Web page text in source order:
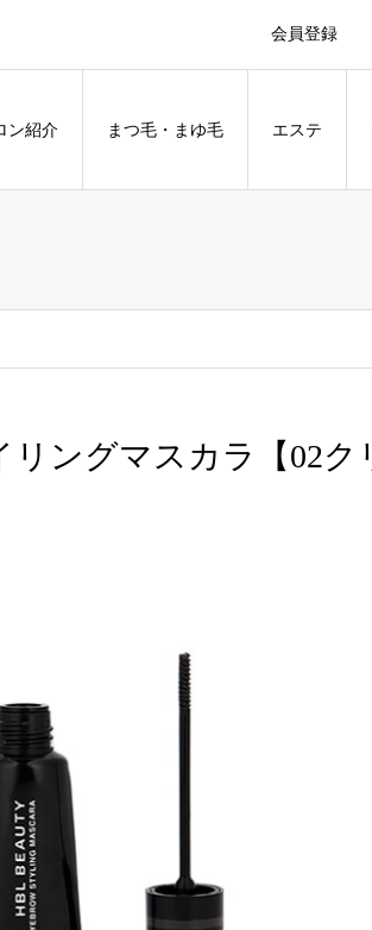
会員登録
ン紹介 まつ毛・まゆ毛 エステ
ングマスカラ【02ク